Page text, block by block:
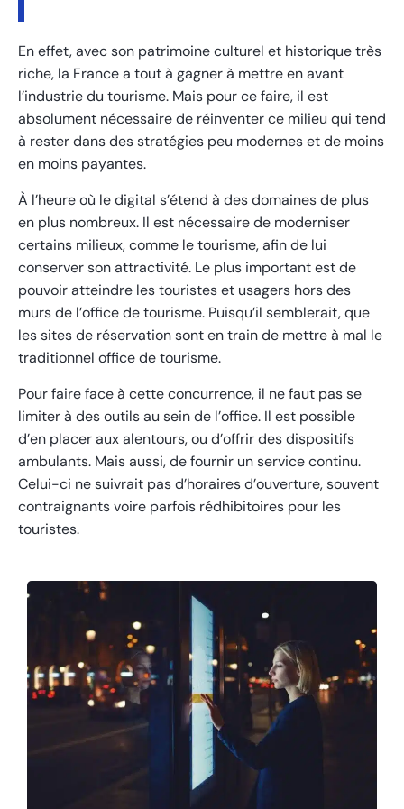
En effet, avec son patrimoine culturel et historique très
riche, la France a tout à gagner à mettre en avant
l’industrie du tourisme. Mais pour ce faire, il est
absolument nécessaire de réinventer ce milieu qui tend
à rester dans des stratégies peu modernes et de moins
en moins payantes.
À l’heure où le digital s’étend à des domaines de plus
en plus nombreux. Il est nécessaire de moderniser
certains milieux, comme le tourisme, afin de lui
conserver son attractivité. Le plus important est de
pouvoir atteindre les touristes et usagers hors des
murs de l’office de tourisme. Puisqu’il semblerait, que
les sites de réservation sont en train de mettre à mal le
traditionnel office de tourisme.
Pour faire face à cette concurrence, il ne faut pas se
limiter à des outils au sein de l’office. Il est possible
d’en placer aux alentours, ou d’offrir des dispositifs
ambulants. Mais aussi, de fournir un service continu.
Celui-ci ne suivrait pas d’horaires d’ouverture, souvent
contraignants voire parfois rédhibitoires pour les
touristes.